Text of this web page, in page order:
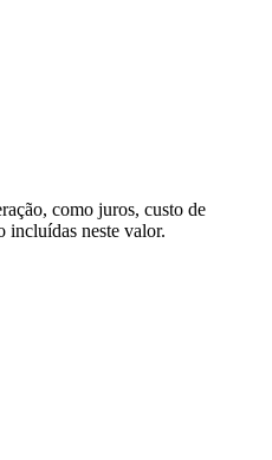
como juros, custo de
incluídas neste valor.